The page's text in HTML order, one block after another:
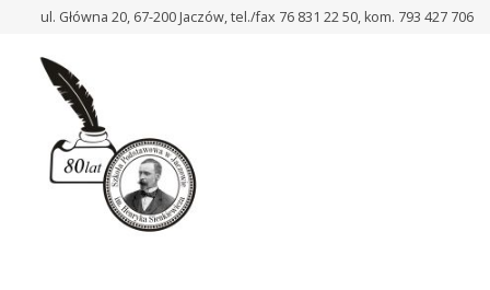
rodziców
ul. Główna 20, 67-200 Jaczów, tel./fax 76 831 22 50, kom. 793 427 706